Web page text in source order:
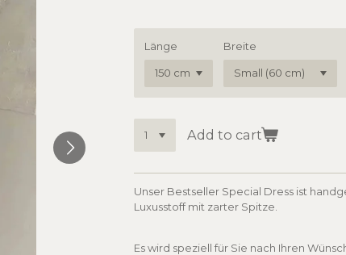
Länge Breite
Add to cart
Unser Bestseller Special Dress ist
Luxusstoff mit zarter Spitze.
Es wird speziell für Sie nach Ihren